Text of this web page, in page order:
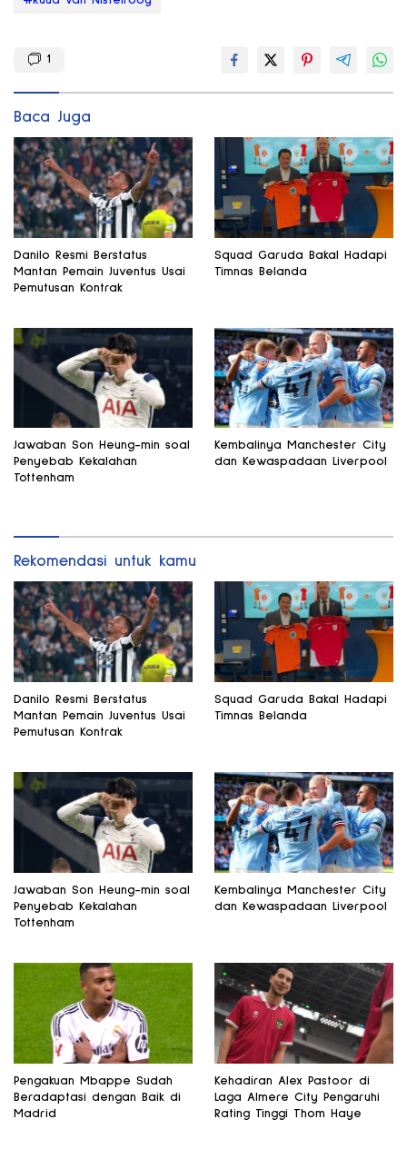
1
Baca Juga
Danilo Resmi Berstatus
Mantan Pemain Juventus Usai
Pemutusan Kontrak
Squad Garuda Bakal Hadapi
Timnas Belanda
Jawaban Son Heung-min soal
Penyebab Kekalahan
Tottenham
Kembalinya Manchester City
dan Kewaspadaan Liverpool
Rekomendasi untuk kamu
Danilo Resmi Berstatus
Mantan Pemain Juventus Usai
Pemutusan Kontrak
Squad Garuda Bakal Hadapi
Timnas Belanda
Jawaban Son Heung-min soal
Penyebab Kekalahan
Tottenham
Kembalinya Manchester City
dan Kewaspadaan Liverpool
Pengakuan Mbappe Sudah
Beradaptasi dengan Baik di
Madrid
Kehadiran Alex Pastoor di
Laga Almere City Pengaruhi
Rating Tinggi Thom Haye